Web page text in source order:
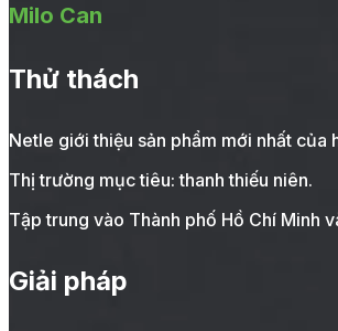
Milo Can
Thử thách
Netle giới thiệu sản phẩm mới nhất của
Thị trường mục tiêu: thanh thiếu niên.
Tập trung vào Thành phố Hồ Chí Minh
Giải pháp